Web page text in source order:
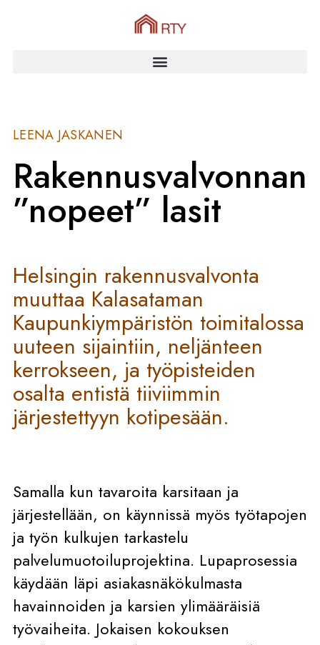
LEENA JASKANEN
Rakennusvalvonnan
”nopeet” lasit
Helsingin rakennusvalvonta
muuttaa Kalasataman
Kaupunkiympäristön toimitalossa
uuteen sijaintiin, neljänteen
kerrokseen, ja työpisteiden
osalta entistä tiiviimmin
järjestettyyn kotipesään.
Samalla kun tavaroita karsitaan ja
järjestellään, on käynnissä myös työtapojen
ja työn kulkujen tarkastelu
palvelumuotoiluprojektina. Lupaprosessia
käydään läpi asiakasnäkökulmasta
havainnoiden ja karsien ylimääräisiä
työvaiheita. Jokaisen kokouksen